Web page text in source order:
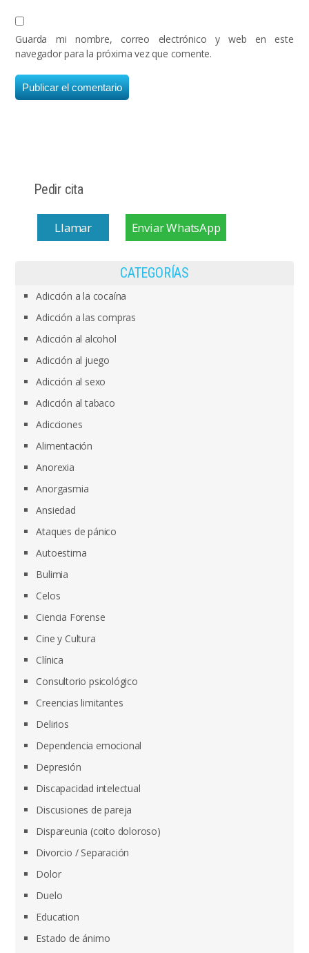
Guarda mi nombre, correo electrónico y web en este
navegador para la próxima vez que comente.
Pedir cita
Llamar Enviar WhatsApp
CATEGORÍAS
Adicción a la cocaína
Adicción a las compras
Adicción al alcohol
Adicción al juego
Adicción al sexo
Adicción al tabaco
Adicciones
Alimentación
Anorexia
Anorgasmia
Ansiedad
Ataques de pánico
Autoestima
Bulimia
Celos
Ciencia Forense
Cine y Cultura
Clínica
Consultorio psicológico
Creencias limitantes
Delirios
Dependencia emocional
Depresión
Discapacidad intelectual
Discusiones de pareja
Dispareunia (coito doloroso)
Divorcio / Separación
Dolor
Duelo
Education
Estado de ánimo